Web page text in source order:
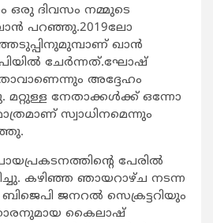
ഒരു ദിവസം നമ്മുടെ
പറഞ്ഞു.2019ലോ
ഖാന്‍
ചേര്‍ന്നത്.ഘോഷ്
അദ്ദേഹം
മറ്റുള്ള നേതാക്കള്‍ക്ക് ഒന്നോ
സ്വാധിനമെന്നും
പേരില്‍
കഴിഞ്ഞ ഞായറാഴ്ച നടന്ന
ജനറല്‍ സെക്രട്ടറിയും
കൈലാഷ്